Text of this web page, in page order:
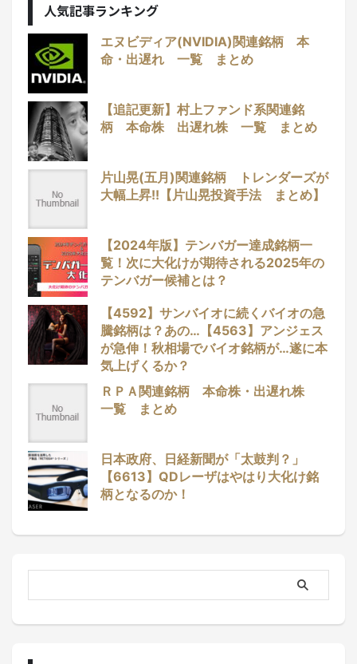
人気記事ランキング
エヌビディア(NVIDIA)関連銘柄 本
命・出遅れ 一覧 まとめ
【追記更新】村上ファンド系関連銘
柄 本命株 出遅れ株 一覧 まとめ
片山晃(五月)関連銘柄 トレンダーズが
大幅上昇!!【片山晃投資手法 まとめ】
【2024年版】テンバガー達成銘柄一
覧！次に大化けが期待される2025年の
テンバガー候補とは？
【4592】サンバイオに続くバイオの急
騰銘柄は？あの…【4563】アンジェス
が急伸！秋相場でバイオ銘柄が…遂に本
気上げくるか？
ＲＰＡ関連銘柄 本命株・出遅れ株
一覧 まとめ
日本政府、日経新聞が「太鼓判？」
【6613】QDレーザはやはり大化け銘
柄となるのか！